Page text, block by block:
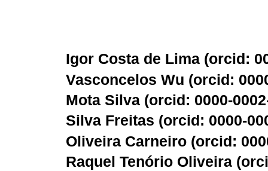
Igor Costa de Lima (orcid:
Vasconcelos Wu (orcid:
Mota Silva (orcid: 0000-
Silva Freitas (orcid: 0000-
Oliveira Carneiro (orcid:
Raquel Tenório Oliveira (